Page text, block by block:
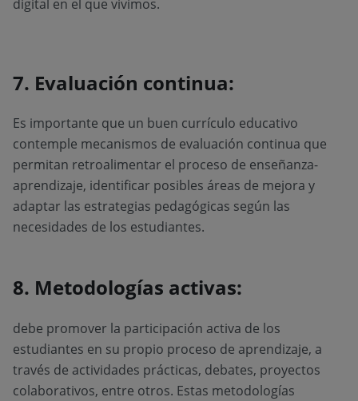
digital en el que vivimos.
7. Evaluación continua:
Es importante que un buen currículo educativo
contemple mecanismos de evaluación continua que
permitan retroalimentar el proceso de enseñanza-
aprendizaje, identificar posibles áreas de mejora y
adaptar las estrategias pedagógicas según las
necesidades de los estudiantes.
8. Metodologías activas:
debe promover la participación activa de los
estudiantes en su propio proceso de aprendizaje, a
través de actividades prácticas, debates, proyectos
colaborativos, entre otros. Estas metodologías